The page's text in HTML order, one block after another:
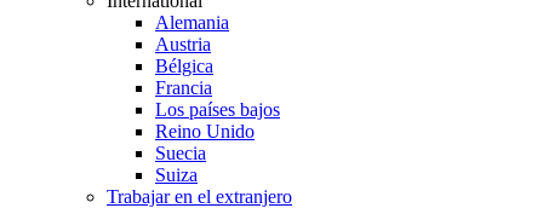
Alemania
Austria
Bélgica
Francia
Los países bajos
Reino Unido
Suecia
Suiza
Trabajar en el extranjero